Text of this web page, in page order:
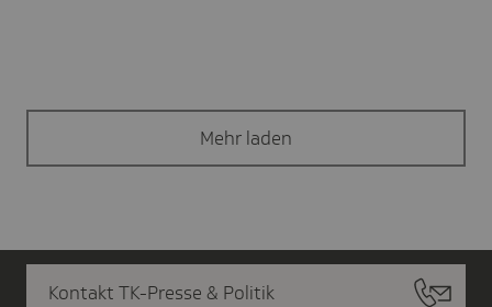
Mehr laden
Kontakt TK-Presse & Politik